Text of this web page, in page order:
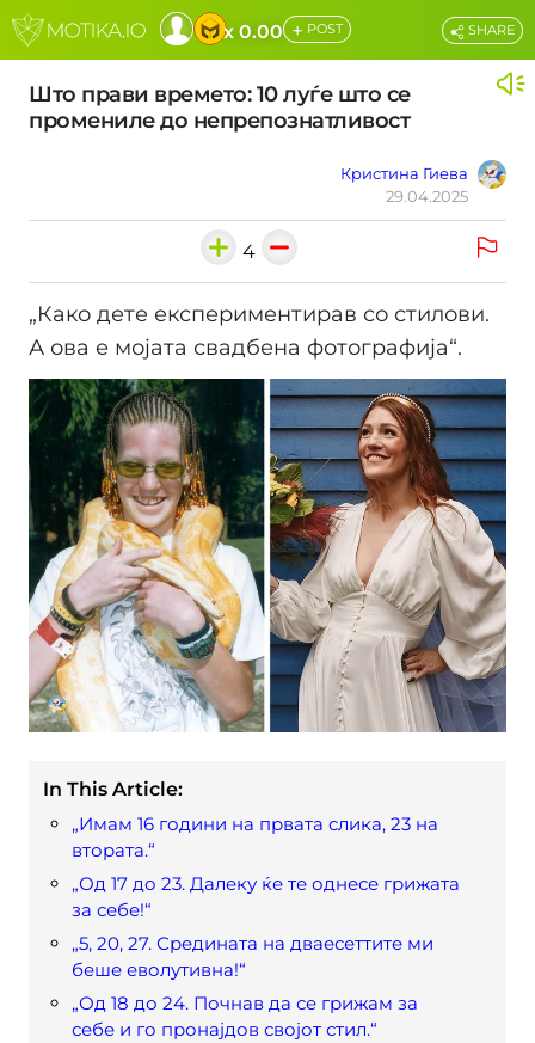
x 0.00 + POST
Што прави времето: 10 луѓе што се
промениле до непрепознатливост
Кристина Гиева
29.04.2025
SHARE
4
„Како дете експериментирав со стилови.
А ова е мојата свадбена фотографија“.
In This Article:
„Имам 16 години на првата слика, 23 на
втората.“
„Од 17 до 23. Далеку ќе те однесе грижата
за себе!“
„5, 20, 27. Средината на дваесеттите ми
беше еволутивна!“
„Од 18 до 24. Почнав да се грижам за
себе и го пронајдов својот стил.“